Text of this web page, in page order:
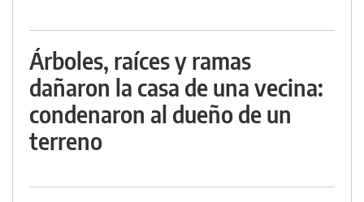
Árboles, raíces y ramas
dañaron la casa de una vecina:
condenaron al dueño de un
terreno